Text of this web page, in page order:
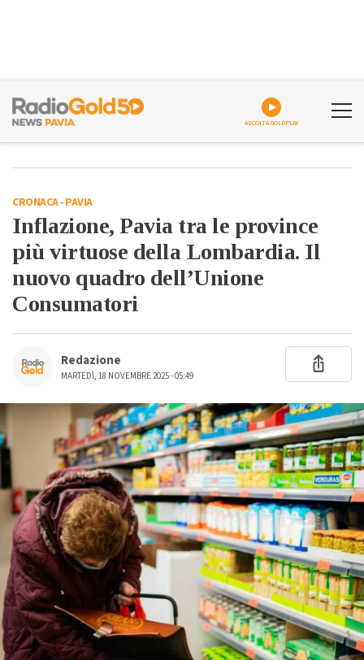
ASCOLTA GOLDPLAY
CRONACA-PAVIA
Inflazione, Pavia tra le province
più virtuose della Lombardia. Il
nuovo quadro dell’Unione
Consumatori
Redazione
MARTEDÌ, 18 NOVEMBRE 2025 - 05:49